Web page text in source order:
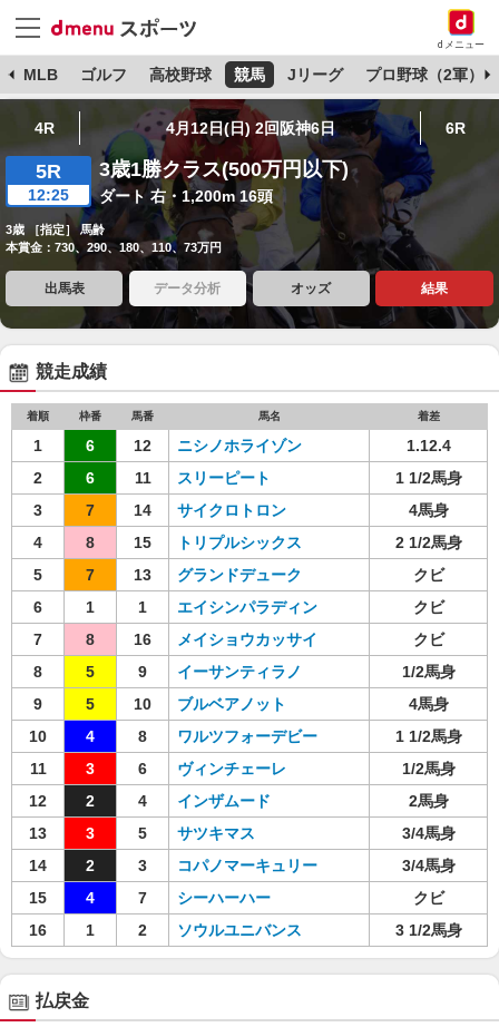
dメニュー
MLB ゴルフ 高校野球 競馬 Jリーグ プロ野球（2軍）
4R 4月12日(日) 2回阪神6日 6R
5R
12:25
3歳1勝クラス(500万円以下)
ダート 右・1,200m 16頭
3歳 ［指定］ 馬齢
本賞金：730、290、180、110、73万円
出馬表 データ分析 オッズ 結果
競走成績
着順 枠番 馬番 馬名 着差
1 6 12 ニシノホライゾン
1.12.4
2
6 11 スリーピート
1 1/2馬身
3
7 14 サイクロトロン
4馬身
4
8 15 トリプルシックス
2 1/2馬身
5
7 13 グランドデューク
クビ
6
1 1 エイシンパラディン
クビ
7
8 16 メイショウカッサイ
クビ
8
5 9 イーサンティラノ
1/2馬身
9
5 10 ブルベアノット
4馬身
10
4 8 ワルツフォーデビー
1 1/2馬身
11
3 6 ヴィンチェーレ
1/2馬身
12
2 4 インザムード
2馬身
13
3 5 サツキマス
3/4馬身
14
2 3 コパノマーキュリー
3/4馬身
15
4 7 シーハーハー
クビ
16
1 2 ソウルユニバンス 3 1/2馬身
払戻金